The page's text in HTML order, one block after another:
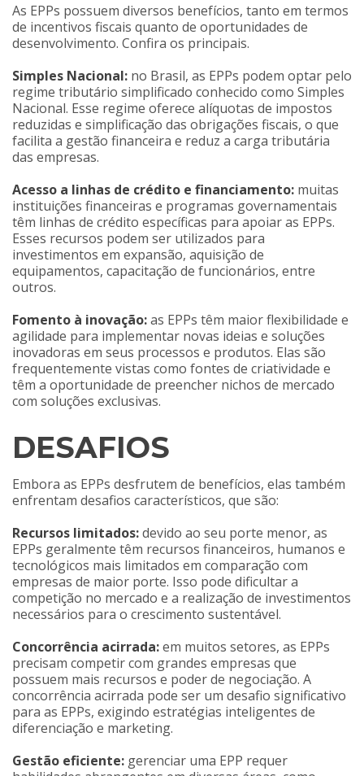
As EPPs possuem diversos benefícios, tanto em termos
de incentivos fiscais quanto de oportunidades de
desenvolvimento. Confira os principais.
Simples Nacional: no Brasil, as EPPs podem optar pelo
regime tributário simplificado conhecido como Simples
Nacional. Esse regime oferece alíquotas de impostos
reduzidas e simplificação das obrigações fiscais, o que
facilita a gestão financeira e reduz a carga tributária
das empresas.
Acesso a linhas de crédito e financiamento: muitas
instituições financeiras e programas governamentais
têm linhas de crédito específicas para apoiar as EPPs.
Esses recursos podem ser utilizados para
investimentos em expansão, aquisição de
equipamentos, capacitação de funcionários, entre
outros.
Fomento à inovação:as EPPs têm maior flexibilidade e
agilidade para implementar novas ideias e soluções
inovadoras em seus processos e produtos. Elas são
frequentemente vistas como fontes de criatividade e
têm a oportunidade de preencher nichos de mercado
com soluções exclusivas.
DESAFIOS
Embora as EPPs desfrutem de benefícios, elas também
enfrentam desafios característicos, que são:
Recursos limitados:devido ao seu porte menor, as
EPPs geralmente têm recursos financeiros, humanos e
tecnológicos mais limitados em comparação com
empresas de maior porte. Isso pode dificultar a
competição no mercado e a realização de investimentos
necessários para o crescimento sustentável.
Concorrência acirrada:em muitos setores, as EPPs
precisam competir com grandes empresas que
possuem mais recursos e poder de negociação. A
concorrência acirrada pode ser um desafio significativo
para as EPPs, exigindo estratégias inteligentes de
diferenciação e marketing.
Gestão eficiente: gerenciar uma EPP requer